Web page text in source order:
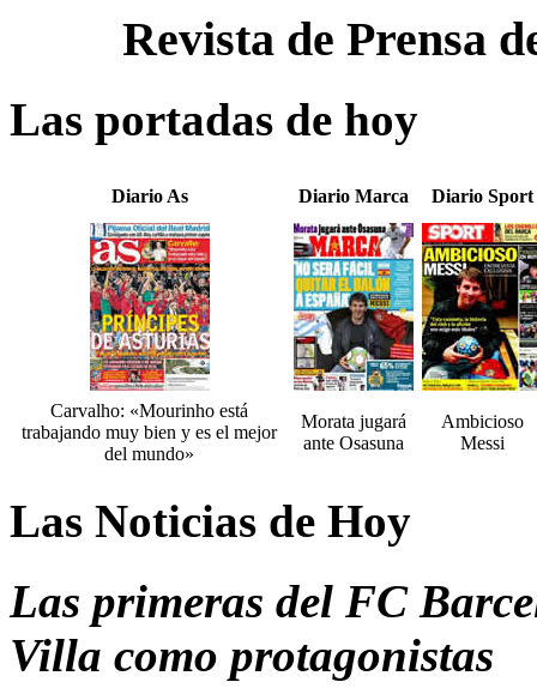
Revista de Prensa
Las portadas de hoy
Diario As Diario Marca Diario Sport
Carvalho: «Mourinho está
trabajando muy bien y es el mejor
del mundo»
Morata jugará
ante Osasuna
Ambicioso
Messi
Las Noticias de Hoy
Las primeras del FC
Villa como protagonistas